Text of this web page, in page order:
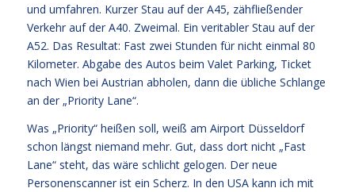
und umfahren. Kurzer Stau auf der A45, zähfließender
Verkehr auf der A40. Zweimal. Ein veritabler Stau auf der
A52. Das Resultat: Fast zwei Stunden für nicht einmal 80
Kilometer. Abgabe des Autos beim Valet Parking, Ticket
nach Wien bei Austrian abholen, dann die übliche Schlange
an der „Priority Lane“.
Was „Priority“ heißen soll, weiß am Airport Düsseldorf
schon längst niemand mehr. Gut, dass dort nicht „Fast
Lane“ steht, das wäre schlicht gelogen. Der neue
Personenscanner ist ein Scherz. In den USA kann ich mit